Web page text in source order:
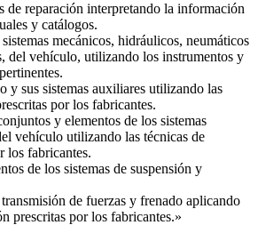
de reparación interpretando la información
y catálogos.
mecánicos, hidráulicos, neumáticos
del vehículo, utilizando los instrumentos y
y sus sistemas auxiliares utilizando las
por los fabricantes.
y elementos de los sistemas
vehículo utilizando las técnicas de
los fabricantes.
de los sistemas de suspensión y
de fuerzas y frenado aplicando
prescritas por los fabricantes.»